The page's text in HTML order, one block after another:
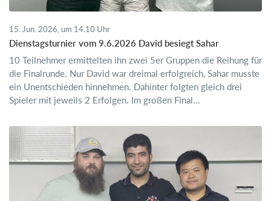
15. Jun. 2026, um 14.10 Uhr
Dienstagsturnier vom 9.6.2026 David besiegt Sahar
10 Teilnehmer ermittelten ihn zwei 5er Gruppen die Reihung für
die Finalrunde. Nur David war dreimal erfolgreich, Sahar musste
ein Unentschieden hinnehmen. Dahinter folgten gleich drei
Spieler mit jeweils 2 Erfolgen. Im großen Final...